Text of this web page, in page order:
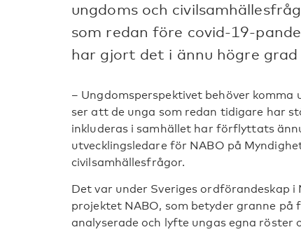
ungdoms och
som redan före covid-19-
har gjort det i ännu högre grad
– Ungdomsperspektivet behöver komma
ser att de unga som redan tidigare har
inkluderas i samhället har förflyttats
utvecklingsledare för NABO på
civilsamhällesfrågor.
Det var under Sveriges ordförandeskap
projektet NABO, som betyder granne
analyserade och lyfte ungas egna röster